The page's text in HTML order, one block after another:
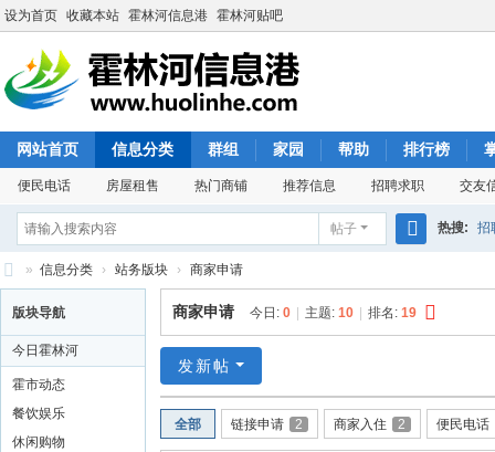
设为首页 收藏本站 霍林河信息港 霍林河贴吧
网站首页 信息分类 群组 家园 帮助 排行榜
便民电话 房屋租售 热门商铺 推荐信息 招聘求职 交友
帖子
索
热搜: 招
霍
林
河
» 信息分类 › 站务版块 › 商家申请
版块导航
今日霍林河
霍市动态
餐饮娱乐
休闲购物
商家申请 今日: 0 主题: 10 排名: 19
发新帖
全部 链接申请 2 商家入住 2 便民电话